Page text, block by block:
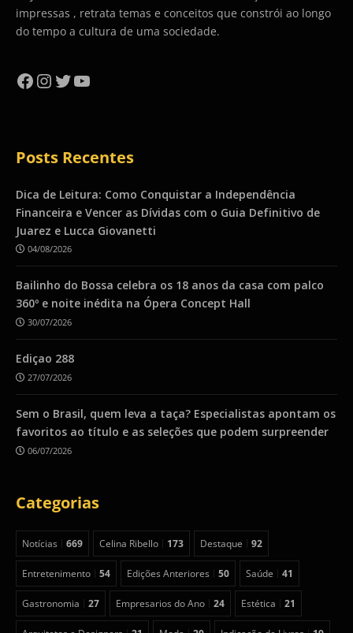
impressas , retrata temas e conceitos que constrói ao longo
do tempo a cultura de uma sociedade.
Facebook
Instagram
Twitter
YouTube
Posts Recentes
Dica de Leitura: Como Conquistar a Independência
Financeira e Vencer as Dívidas com o Guia Definitivo de
Juarez e Lucca Giovanetti
04/08/2026
Bailinho do Bossa celebra os 18 anos da casa com palco
360º e noite inédita na Ópera Concept Hall
30/07/2026
Ediçao 288
27/07/2026
Sem o Brasil, quem leva a taça? Especialistas apontam os
favoritos ao título e as seleções que podem surpreender
06/07/2026
Categorias
Notícias 669 Celina Ribello 173 Destaque 92
Entretenimento 54 Edições Anteriores 50 Saúde 41
Gastronomia 27 Empresarios do Ano 24 Estética 21